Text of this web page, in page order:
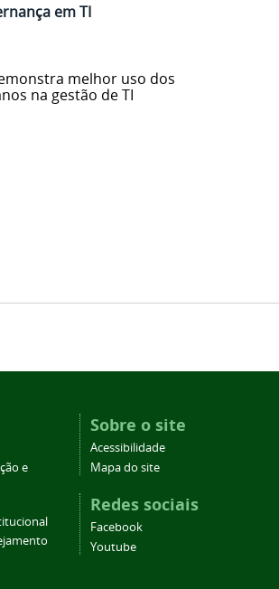
em TI
melhor uso dos
na gestão de TI
e
Sobre o site
Acessibilidade
Mapa do site
Redes sociais
Facebook
Youtube